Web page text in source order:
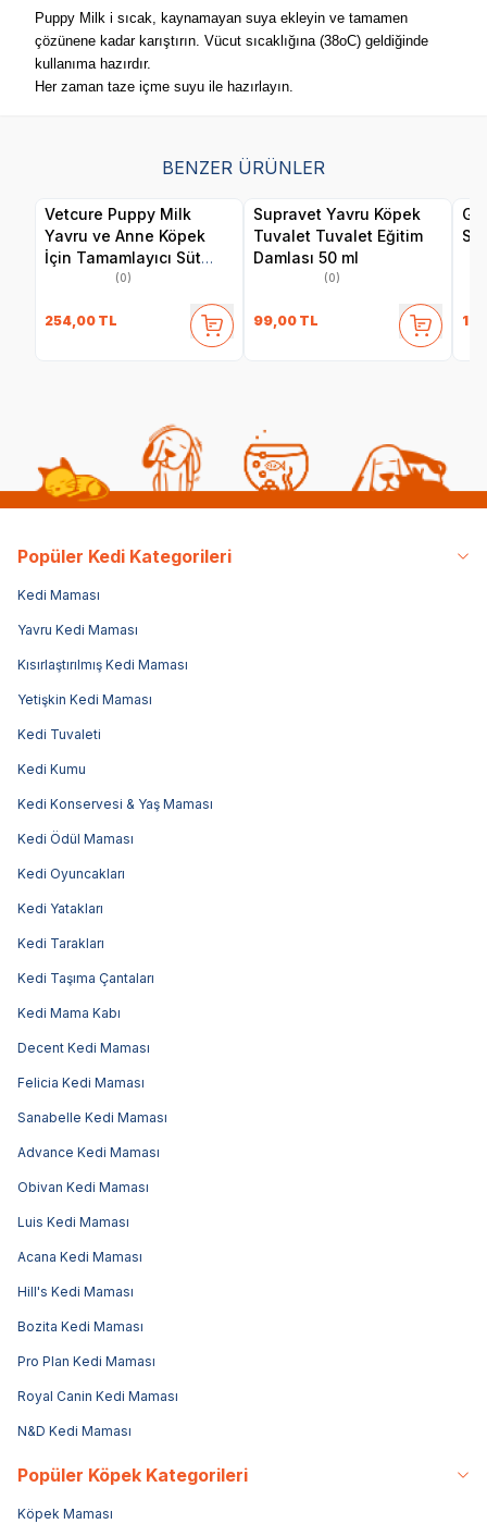
Puppy Milk i sıcak, kaynamayan suya ekleyin ve tamamen
çözünene kadar karıştırın. Vücut sıcaklığına (38oC) geldiğinde
kullanıma hazırdır.
Her zaman taze içme suyu ile hazırlayın.
BENZER ÜRÜNLER
Vetcure Puppy Milk
Yavru ve Anne Köpek
İçin Tamamlayıcı Süt
Tozu Takviyesi 200 gr
(0)
254,00 TL
Supravet Yavru Köpek
Tuvalet Tuvalet Eğitim
Damlası 50 ml
(0)
99,00 TL
Popüler Kedi Kategorileri
Kedi Maması
Yavru Kedi Maması
Kısırlaştırılmış Kedi Maması
Yetişkin Kedi Maması
Kedi Tuvaleti
Kedi Kumu
Kedi Konservesi & Yaş Maması
Kedi Ödül Maması
Kedi Oyuncakları
Kedi Yatakları
Kedi Tarakları
Kedi Taşıma Çantaları
Kedi Mama Kabı
Decent Kedi Maması
Felicia Kedi Maması
Sanabelle Kedi Maması
Advance Kedi Maması
Obivan Kedi Maması
Luis Kedi Maması
Acana Kedi Maması
Hill's Kedi Maması
Bozita Kedi Maması
Pro Plan Kedi Maması
Royal Canin Kedi Maması
N&D Kedi Maması
Popüler Köpek Kategorileri
Köpek Maması